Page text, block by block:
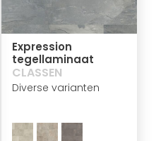
Expression
tegellaminaat
CLASSEN
Diverse varianten